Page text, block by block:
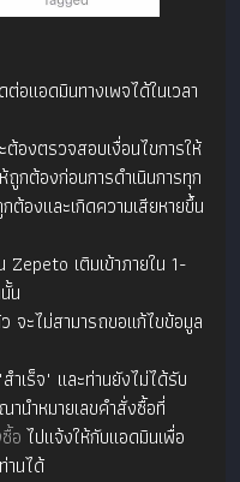
อแอดมินทางเพจได้ในเวลา
องตรวจสอบเงื่อนไขการให้
ถูกต้องก่อนการดำเนินการทุก
ต้องและเกิดความเสียหายขึ้น
Zepeto เติมเข้าภายใน 1-
น
จะไม่สามารถขอแก้ไขข้อมูล
เร็จ" และท่านยังไม่ได้รับ
นำหมายเลขคำสั่งซื้อที่
อ ไปแจ้งให้กับแอดมินเพื่อ
านได้